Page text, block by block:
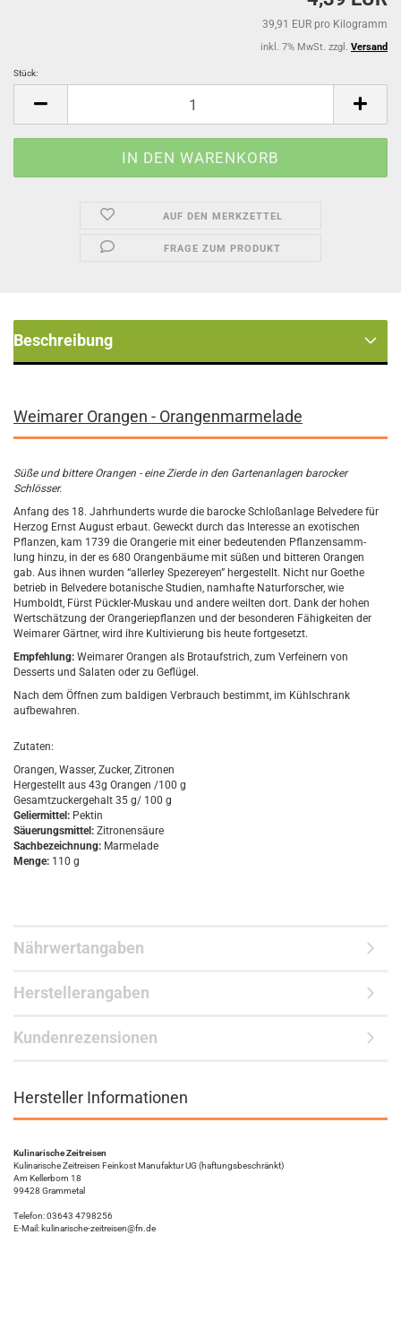
39,91 EUR pro Kilogramm
inkl. 7% MwSt. zzgl. Versand
Stück:
AUF DEN MERKZETTEL
FRAGE ZUM PRODUKT
Beschreibung
Weimarer Orangen - Orangenmarmelade
Süße und bittere Orangen - eine Zierde in den Gartenanlagen barocker
Schlösser.
Anfang des 18. Jahrhunderts wurde die barocke Schloßanlage Belvedere für
Herzog Ernst August erbaut. Geweckt durch das Interesse an exotischen
Pflanzen, kam 1739 die Orangerie mit einer bedeutenden Pflanzensamm-
lung hinzu, in der es 680 Orangenbäume mit süßen und bitteren Orangen
gab. Aus ihnen wurden “allerley Spezereyen” hergestellt. Nicht nur Goethe
betrieb in Belvedere botanische Studien, namhafte Naturforscher, wie
Humboldt, Fürst Pückler-Muskau und andere weilten dort. Dank der hohen
Wertschätzung der Orangeriepflanzen und der besonderen Fähigkeiten der
Weimarer Gärtner, wird ihre Kultivierung bis heute fortgesetzt.
Empfehlung: Weimarer Orangen als Brotaufstrich, zum Verfeinern von
Desserts und Salaten oder zu Geflügel.
Nach dem Öffnen zum baldigen Verbrauch bestimmt, im Kühlschrank
aufbewahren.
Zutaten:
Orangen, Wasser, Zucker, Zitronen
Hergestellt aus 43g Orangen /100 g
Gesamtzuckergehalt 35 g/ 100 g
Geliermittel: Pektin
Säuerungsmittel: Zitronensäure
Sachbezeichnung: Marmelade
Menge: 110 g
Nährwertangaben
Herstellerangaben
Kundenrezensionen
Hersteller Informationen
Kulinarische Zeitreisen
Kulinarische Zeitreisen Feinkost Manufaktur UG (haftungsbeschränkt)
Am Kellerborn 18
99428 Grammetal
Telefon: 03643 4798256
E-Mail: kulinarische-zeitreisen@fn.de